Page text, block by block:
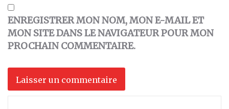
ENREGISTRER MON NOM, MON E-MAIL ET
MON SITE DANS LE NAVIGATEUR POUR MON
PROCHAIN COMMENTAIRE.